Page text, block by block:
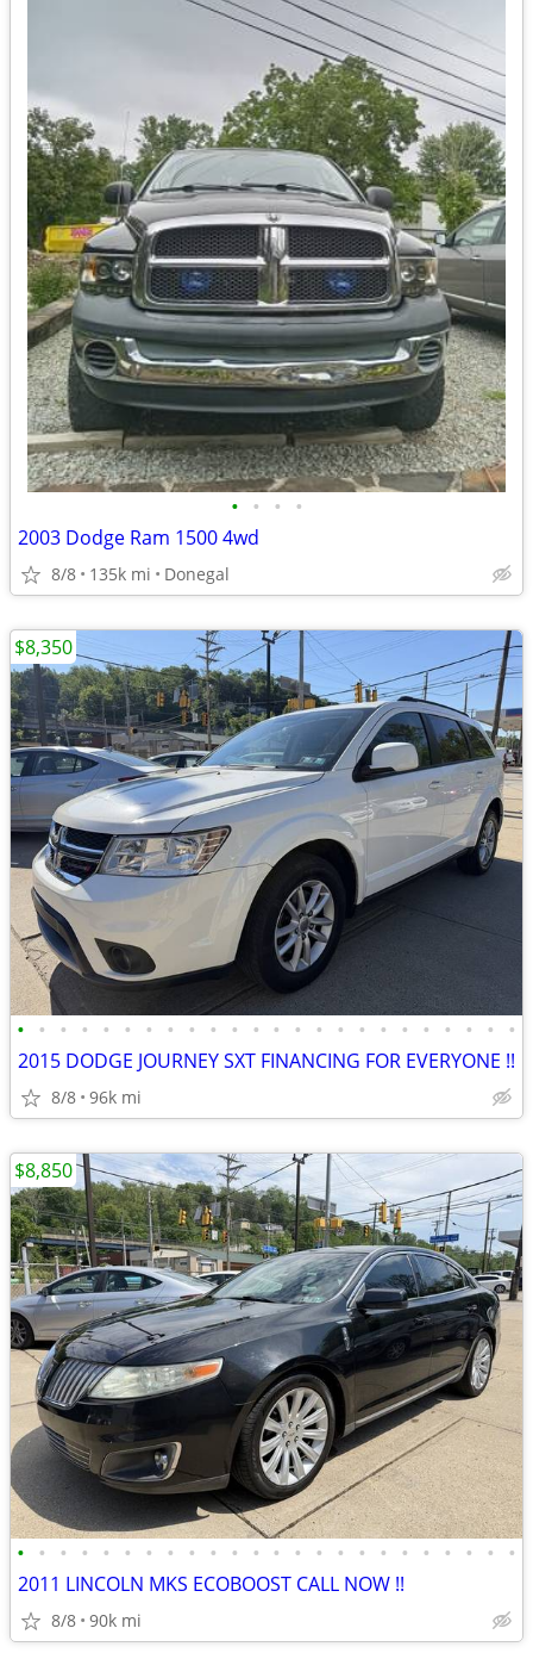
• • • •
2003 Dodge Ram 1500 4wd
8/8 135k mi Donegal
• • • • • • • • • • • • • • • • • • • • • • • •
2015 DODGE JOURNEY SXT FINANCING FOR EVERYONE !!
8/8 96k mi
$8,350
• • • • • • • • • • • • • • • • • • • • • • • •
2011 LINCOLN MKS ECOBOOST CALL NOW !!
8/8 90k mi
$8,850